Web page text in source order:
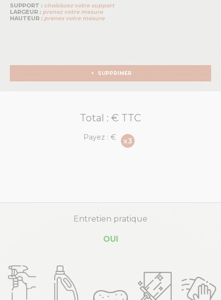
SUPPORT : choisissez votre support
LARGEUR : prenez votre mesure
HAUTEUR : prenez votre mesure
SUPPRIMER
Total : € TTC
Payez :€
Entretien pratique
OUI